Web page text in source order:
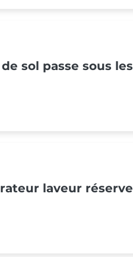
sol passe sous les
laveur réserve